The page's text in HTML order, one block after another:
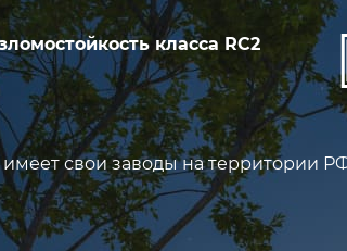
класса RC2
свои заводы на территории